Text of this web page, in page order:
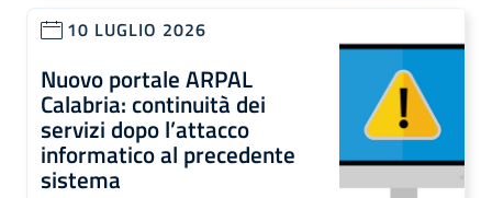
10 LUGLIO 2026
Nuovo portale ARPAL
Calabria: continuità dei
servizi dopo l’attacco
informatico al precedente
sistema